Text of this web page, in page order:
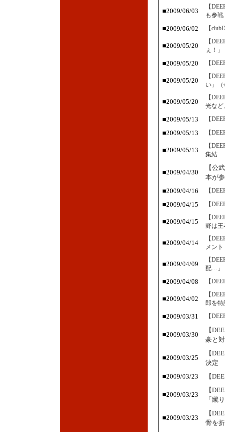
■2009/06/03
【
も参戦
■2009/06/02 【
■2009/05/20
【
ぇ！」
■2009/05/20 【
■2009/05/20
【
い」
■2009/05/20
【
光など
■2009/05/13 【
■2009/05/13 【
■2009/05/13
【
集結
■2009/04/30
【公
本が
■2009/04/16
【
■2009/04/15 【
■2009/04/15
【
野は王
■2009/04/14
【
メント
■2009/04/09
【
配…」
■2009/04/08 【
■2009/04/02
【
郎を特
■2009/03/31 【
■2009/03/30
【
豪と
■2009/03/25
【
決定
■2009/03/23
【
■2009/03/23
【
「蹴
■2009/03/23
【
骨を